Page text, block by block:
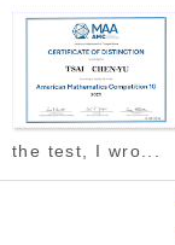
the test, I wro...